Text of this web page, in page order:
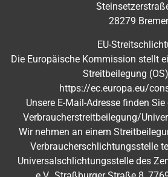
28279
EU-
Die Europäische Kommission stellt
Streitbeilegung
https://ec.europa.eu/
Unsere E-Mail-Adresse finden
Verbraucherstreitbeilegung/
Wir nehmen an einem
Verbraucherschlichtungsstelle
Universalschlichtungsstelle des